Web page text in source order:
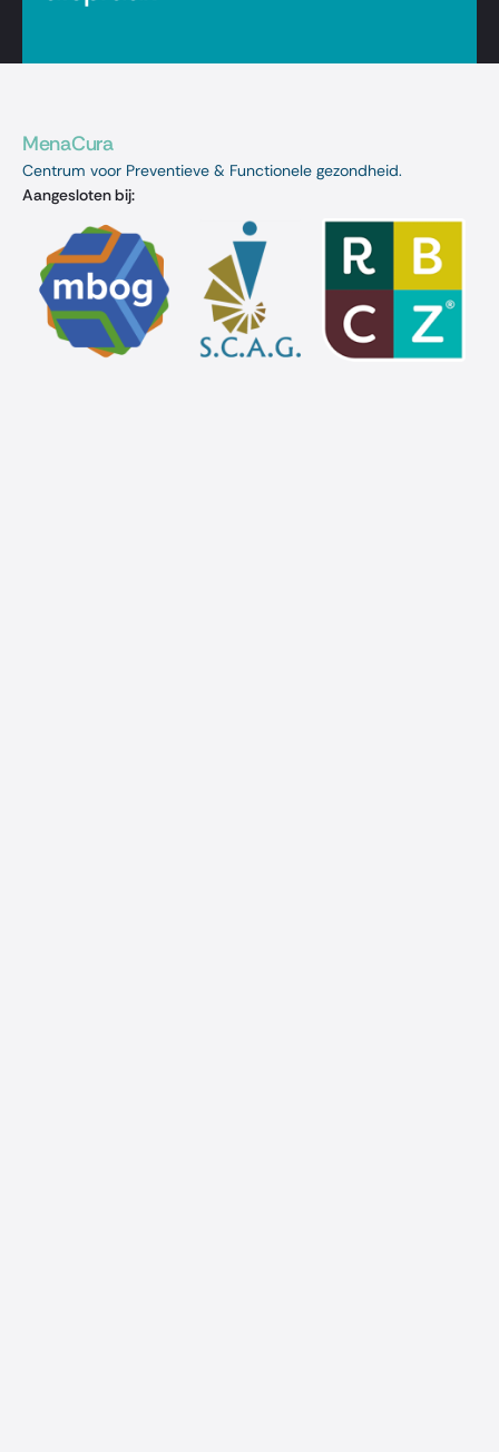
MenaCura
Centrum voor Preventieve & Functionele gezondheid.
Aangesloten bij: